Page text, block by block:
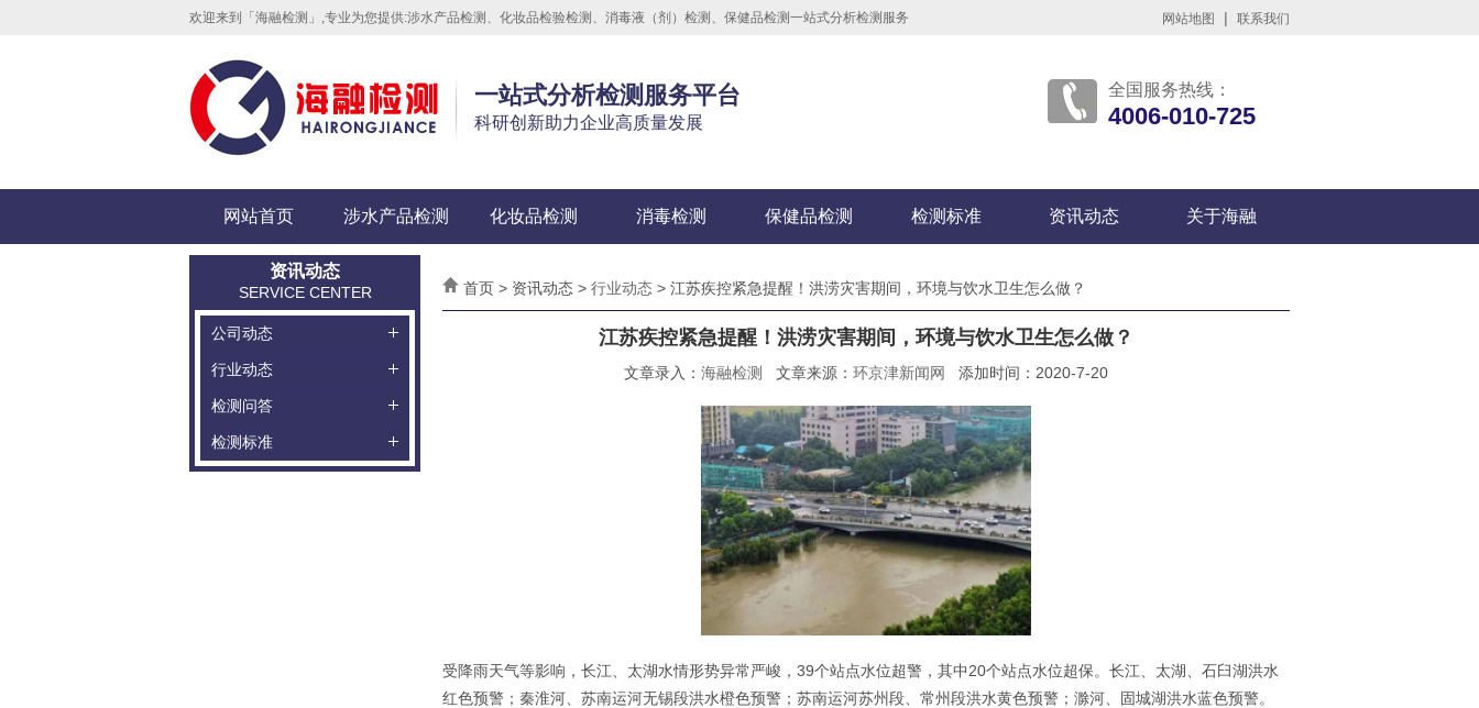
欢迎来到「海融检测」,专业为您提供:涉水产品检测、化妆品检验检测、消毒液（剂）检测、保健品检测一站式分析检测服务 网站地图 | 联系我们
一站式分析检测服务平台
科研创新助力企业高质量发展
全国服务热线：
4006-010-725
网站首页 涉水产品检测 化妆品检测 消毒检测 保健品检测 检测标准 资讯动态 关于海融
资讯动态
SERVICE CENTER
公司动态
行业动态
检测问答
检测标准
首页 > 资讯动态 > 行业动态 > 江苏疾控紧急提醒！洪涝灾害期间，环境与饮水卫生怎么做？
江苏疾控紧急提醒！洪涝灾害期间，环境与饮水卫生怎么做？
文章录入： 海融检测 文章来源： 环京津新闻网 添加时间：2020-7-20
受降雨天气等影响，长江、太湖水情形势异常严峻，39个站点水位超警，其中20个站点水位超保。长江、太湖、石臼湖洪水
红色预警；秦淮河、苏南运河无锡段洪水橙色预警；苏南运河苏州段、常州段洪水黄色预警；滁河、固城湖洪水蓝色预警。